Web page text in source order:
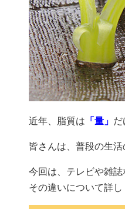
近年、脂質は 「量」 だ
皆さんは、普段の生
今回は、テレビや雑
その違いについて詳し